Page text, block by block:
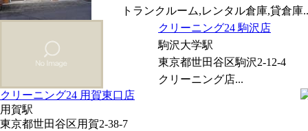
トランクルーム,レンタル倉庫,貸倉庫
クリーニング24 駒沢店
駒沢大学駅
東京都世田谷区駒沢2-12-4
クリーニング店...
クリーニング24 用賀東口店
用賀駅
東京都世田谷区用賀2-38-7